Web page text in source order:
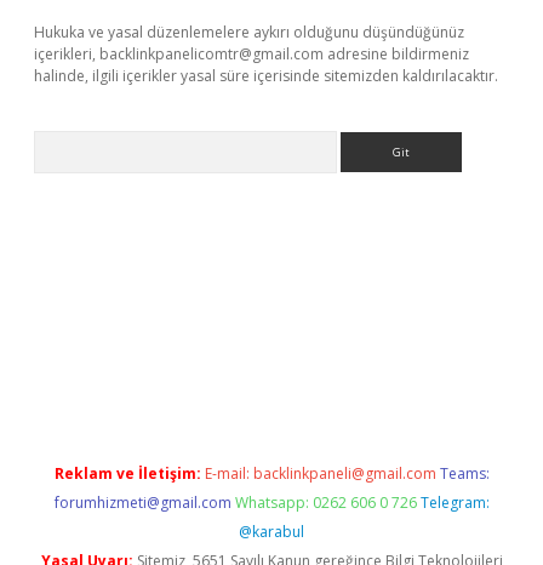
Hukuka ve yasal düzenlemelere aykırı olduğunu düşündüğünüz
içerikleri, backlinkpanelicomtr@gmail.com adresine bildirmeniz
halinde, ilgili içerikler yasal süre içerisinde sitemizden kaldırılacaktır.
Reklam ve İletişim: E-mail: backlinkpaneli@gmail.com Teams:
forumhizmeti@gmail.com Whatsapp: 0262 606 0 726 Telegram:
@karabul
Yasal Uyarı: Sitemiz, 5651 Sayılı Kanun gereğince Bilgi Teknolojileri